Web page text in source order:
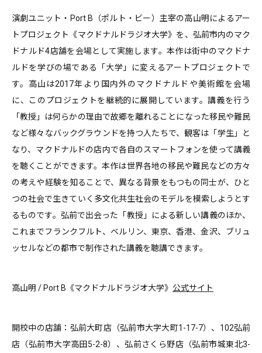
演劇ユニット・Port B（ポルト・ビー）主宰の高山明によるアー
トプロジェクト《マクドナルドラジオ大学》を、弘前市内のマク
ドナルド4店舗を会場として実施します。本作は街中のマクドナ
ルドを学びの場である「大学」に変えるアートプロジェクトで
す。高山は2017年より国内外のマクドナルドや美術館を会場
に、このプロジェクトを継続的に展開しています。講義を行う
「教授」は何らかの理由で故郷を離れることになった移民や難民
など様々なバックグラウンドを持つ人たちで、観客は「学生」と
なり、マクドナルドの店内で各自のスマートフォンを使って講義
を聴くことができます。本作は世界各地の移民や難民などの方々
の考えや経験を知ることで、異なる背景をもつもの同士が、ひと
つの社会で生きていく多文化共生社会のモデルを模索しようとす
るものです。弘前で出会った「教授」による新しい講義のほか、
これまでフランクフルト、ベルリン、東京、香港、金沢、ブリュ
ッセルなどの都市で制作された講義を聴講できます。
高山明 / Port B《マクドナルドラジオ大学》 公式サイト
開校中の店舗：弘前大町店（弘前市大字大町1-17-7）、102弘前
店（弘前市大字高田5-2-8）、弘前さくら野店（弘前市城東北3-